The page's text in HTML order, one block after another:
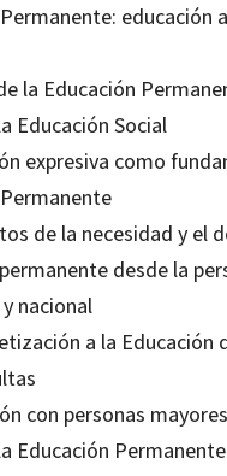
educación
la Educación
Educación Social
expresiva como
de la necesidad y el
desde la
nacional
a la Educación
con personas
Educación Permanente